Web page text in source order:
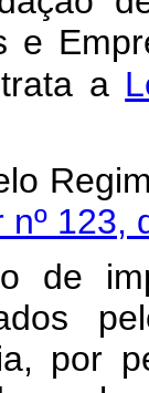
e
a
nº
por